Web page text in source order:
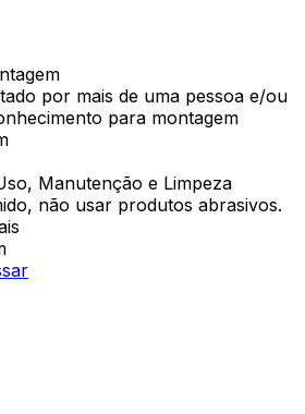
por mais de uma pessoa e/ou
para montagem
Manutenção e Limpeza
não usar produtos abrasivos.